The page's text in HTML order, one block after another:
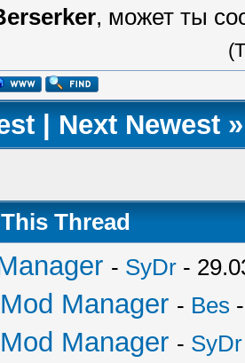
, может ты
Next Newest »
Thread
- SyDr -
Manager - Bes
Manager - SyDr